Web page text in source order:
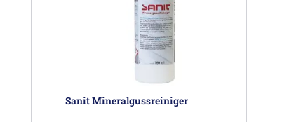
Sanit Mineralgussreiniger